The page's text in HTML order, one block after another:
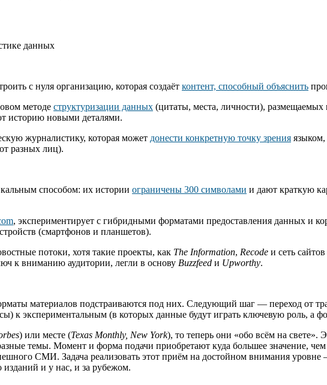
данных
с нуля организацию, которая создаёт контент, способный объяснить
методе структуризации данных (цитаты, места, личности),
историю новыми деталями.
журналистику, которая может донести конкретную точку зрения
разных лиц).
способом: их истории ограничены 300 символами и дают краткую
, экспериментирует с гибридными форматами предоставления данных и
(смартфонов и планшетов).
потоки, хотя такие проекты, как The Information, Recode и сеть
к вниманию аудитории, легли в основу Buzzfeed и Upworthy.
материалов подстраиваются под них. Следующий шаг — переход от
к экспериментальным (в которых данные будут играть ключевую роль, а
) или месте (Texas Monthly, New York), то теперь они «обо всём на свете».
темы. Момент и форма подачи приобретают куда большее значение,
СМИ. Задача реализовать этот приём на достойном внимания
изданий и у нас, и за рубежом.